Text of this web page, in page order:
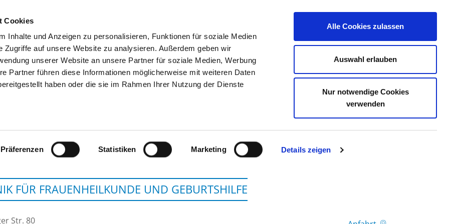
Cookies
Inhalte und Anzeigen zu personalisieren, Funktionen für soziale Medien
Zugriffe auf unsere Website zu analysieren. Außerdem geben wir
unserer Website an unsere Partner für soziale Medien, Werbung
Partner führen diese Informationen möglicherweise mit weiteren Daten
haben oder die sie im Rahmen Ihrer Nutzung der Dienste
Präferenzen Statistiken Marketing Details zeigen
Alle Cookies zulassen
Auswahl erlauben
Nur notwendige Cookies
verwenden
SUCHEN TIPPS & HILFE DAS DKV STELLENBÖRSE KONTAKT IHRE MEINUNG
KLINIKUM BAMBERG - BETRIEBSSTÄTTE AM BRUDERWALD
FÜR FRAUENHEILKUNDE UND GEBURTSHILFE
Str. 80